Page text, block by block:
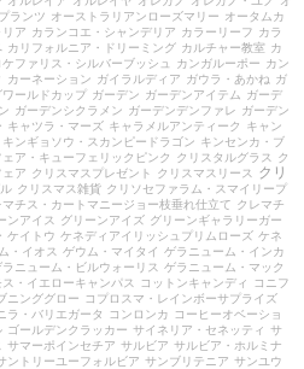
ランツ オーストラリアンローズマリー オータムカ
ア カランコエ・シャンデリア カラーリーフ カラ
カリフォルニア・ドリーミング カルチャー教室 カ
ケファリス・シルバーブッシュ カンガルーポー カン
カーネーション ガイラルディア ガウラ・あかね ガ
ールドカップ ガーデン ガーデンアイテム ガーデ
ガーデンシクラメン ガーデンデンファレ ガーデン
キャツラ・マーズ キャラメルアンティーク
キャン
キンギョソウ・スカンピードラゴン キンセンカ・ブ
ェア・キューフェリックピンク クリスタルグラス
ク
ア クリスマスプレゼント クリスマスリース
クリ
クリスマス雑貨 クリソセファラム・スマイリープ
マチス・カートマニージョー枝垂れ仕立て クレマチ
ンアイス グリーンアイズ グリーンギャラリーガー
ケイトウ ケネディアイリッシュプリムローズ ケネ
・イオス ゲウム・マイタイ ゲラニューム・インカ
ラニューム・ビルウォーリス ゲラニューム・マック
ス・イエローキャンパス コットンキャンディ
コニフ
ニンググロー
コプロスマ・レインボーサプライズ
ラ・バリエガータ コンロンカ
コーヒーオベーショ
ゴールデンクラッカー サイネリア・セネッティ サ
サマーポインセチア サルビア サルビア・ホルミナ
ントリーユーフォルビア サンブリテニア サンユウ